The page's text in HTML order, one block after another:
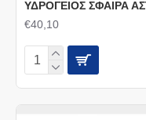
ΥΔΡΟΓΕΙΟΣ ΣΦΑΙΡΑ
€40,10